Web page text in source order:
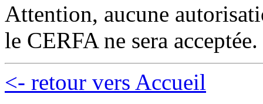
Attention, aucune
le CERFA ne sera acceptée.
<- retour vers Accueil